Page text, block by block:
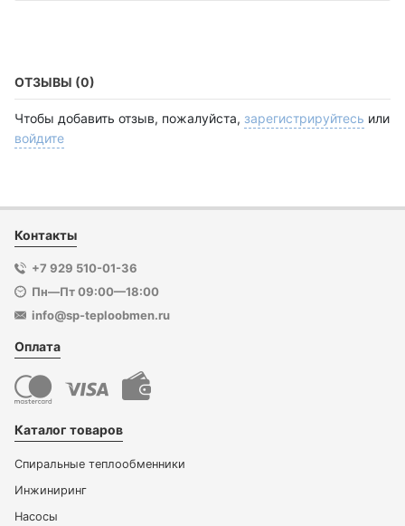
ОТЗЫВЫ (0)
Чтобы добавить отзыв, пожалуйста, зарегистрируйтесь или
войдите
Контакты
+7 929 510-01-36
Пн—Пт 09:00—18:00
info@sp-teploobmen.ru
Оплата
Каталог товаров
Спиральные теплообменники
Инжиниринг
Насосы